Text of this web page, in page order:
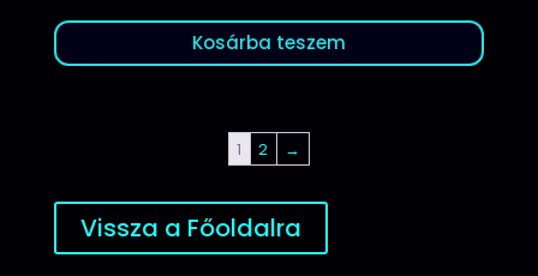
Kosárba teszem
1 2 →
Vissza a Főoldalra